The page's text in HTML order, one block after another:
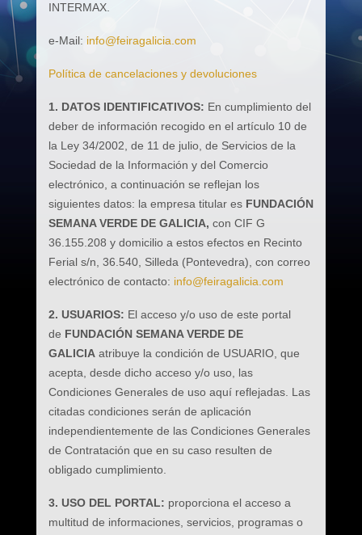
INTERMAX.
e-Mail: info@feiragalicia.com
Política de cancelaciones y devoluciones
1. DATOS IDENTIFICATIVOS: En cumplimiento del
deber de información recogido en el artículo 10 de
la Ley 34/2002, de 11 de julio, de Servicios de la
Sociedad de la Información y del Comercio
electrónico, a continuación se reflejan los
siguientes datos: la empresa titular es FUNDACIÓN
SEMANA VERDE DE GALICIA, con CIF G
36.155.208 y domicilio a estos efectos en Recinto
Ferial s/n, 36.540, Silleda (Pontevedra), con correo
electrónico de contacto: info@feiragalicia.com
2. USUARIOS: El acceso y/o uso de este portal
de FUNDACIÓN SEMANA VERDE DE
GALICIA atribuye la condición de USUARIO, que
acepta, desde dicho acceso y/o uso, las
Condiciones Generales de uso aquí reflejadas. Las
citadas condiciones serán de aplicación
independientemente de las Condiciones Generales
de Contratación que en su caso resulten de
obligado cumplimiento.
3. USO DEL PORTAL: proporciona el acceso a
multitud de informaciones, servicios, programas o